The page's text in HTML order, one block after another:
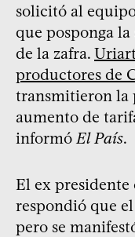
solicitó al
que posponga
de la zafra.
productores de
transmitieron la
aumento de
informó El País.
El ex presidente
respondió que
pero se